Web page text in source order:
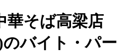
華そば高梁店
バイト・パー